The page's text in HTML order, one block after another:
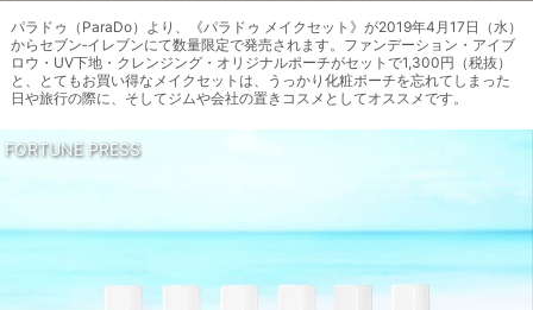
パラドゥ（ParaDo）より、《パラドゥ メイクセット》が2019年4月17日（水）
からセブン‐イレブンにて数量限定で発売されます。ファンデーション・アイブ
ロウ・UV下地・クレンジング・オリジナルポーチがセットで1,300円（税抜）
と、とてもお買い得なメイクセットは、うっかり化粧ポーチを忘れてしまった
日や旅行の際に、そしてジムや会社の置きコスメとしてオススメです。
FORTUNE PRESS